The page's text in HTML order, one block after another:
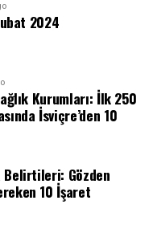
2024
Kurumları: İlk 250
İsviçre’den 10
Belirtileri: Gözden
10 İşaret